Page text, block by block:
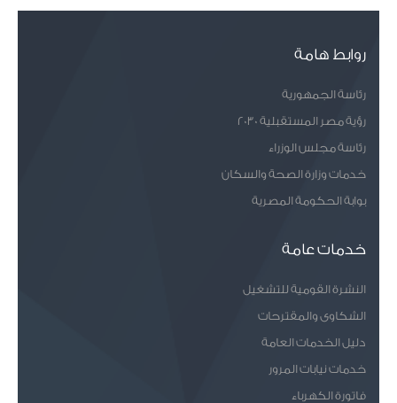
د المتفردة، كما يبر
روابط هامة
رئاسة الجمهورية
رؤية مصر المستقبلية 2030
رئاسة مجلس الوزراء
خدمات وزارة الصحة والسكان
بوابة الحكومة المصرية
خدمات عامة
النشرة القومية للتشغيل
الشكاوى والمقترحات
دليل الخدمات العامة
خدمات نيابات المرور
فاتورة الكهرباء